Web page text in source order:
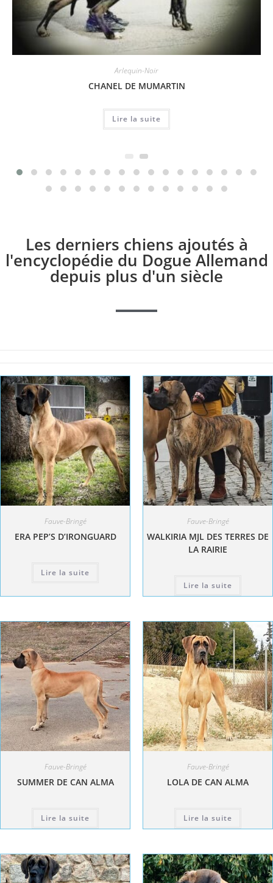
Arlequin-Noir
CHANEL DE MUMARTIN
Lire la suite
Les derniers chiens ajoutés à
l'encyclopédie du Dogue Allemand
depuis plus d'un siècle
Fauve-Bringé
ERA PEP’S D’IRONGUARD
Lire la suite
Fauve-Bringé
WALKIRIA MJL DES TERRES DE
LA RAIRIE
Lire la suite
Fauve-Bringé
SUMMER DE CAN ALMA
Lire la suite
Fauve-Bringé
LOLA DE CAN ALMA
Lire la suite